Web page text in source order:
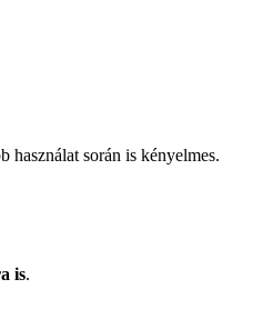
során is kényelmes.
is.